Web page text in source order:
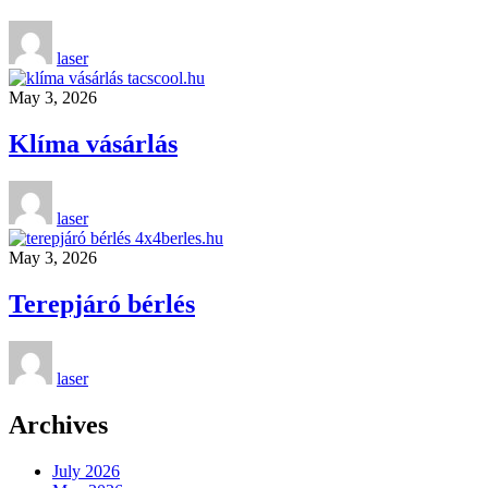
laser
May 3, 2026
Klíma vásárlás
laser
May 3, 2026
Terepjáró bérlés
laser
Archives
July 2026